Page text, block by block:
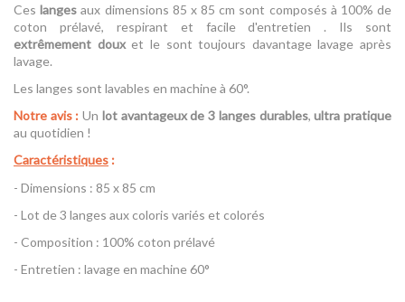
Ces langesaux dimensions 85 x 85 cm sont composés à 100% de
coton prélavé, respirant et facile d'entretien . Ils sont
extrêmement douxet le sont toujours davantage lavage après
lavage.
Les langes sont lavables en machine à 60°.
Notre avis : Un lot avantageux de 3 langes durables,ultra pratique
au quotidien !
Caractéristiques :
- Dimensions : 85 x 85 cm
- Lot de 3 langes aux coloris variés et colorés
- Composition : 100% coton prélavé
- Entretien : lavage en machine 60°